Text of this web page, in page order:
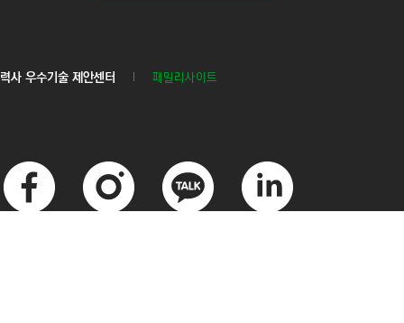
사 우수기술 제안센터 패밀리사이트